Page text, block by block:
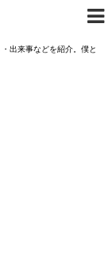
出来事などを紹介。僕と